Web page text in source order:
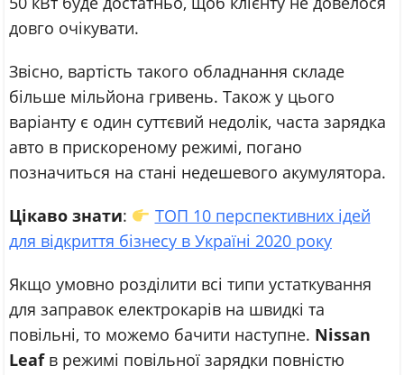
довго очікувати.
Звісно, вартість такого обладнання складе
більше мільйона гривень. Також у цього
варіанту є один суттєвий недолік, часта зарядка
авто в прискореному режимі, погано
позначиться на стані недешевого акумулятора.
Цікаво знати:
ТОП 10 перспективних ідей
для відкриття бізнесу в Україні 2020 року
Якщо умовно розділити всі типи устаткування
для заправок електрокарів на швидкі та
повільні, то можемо бачити наступне. Nissan
Leafв режимі повільної зарядки повністю